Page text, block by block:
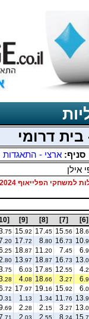
סניף:ארצי - התאגדות
אילן
[6]
[7]
[8]
[9]
[10]
18.
15. 56
17. 45
15. 92
75
10.
16. 73
8. 80
17. 72
20
6.
7. 45
11. 20
18. 87
25
13.
16. 73
18. 87
13. 97
80
4.
12. 55
17. 85
6. 03
75
6.
3. 27
18. 66
4. 08
28
6.
15. 92
19. 16
17. 97
72
13.
11. 76
1. 34
1. 13
31
13.
3. 27
2. 15
2. 28
69
15.
8. 24
2. 55
2. 03
71